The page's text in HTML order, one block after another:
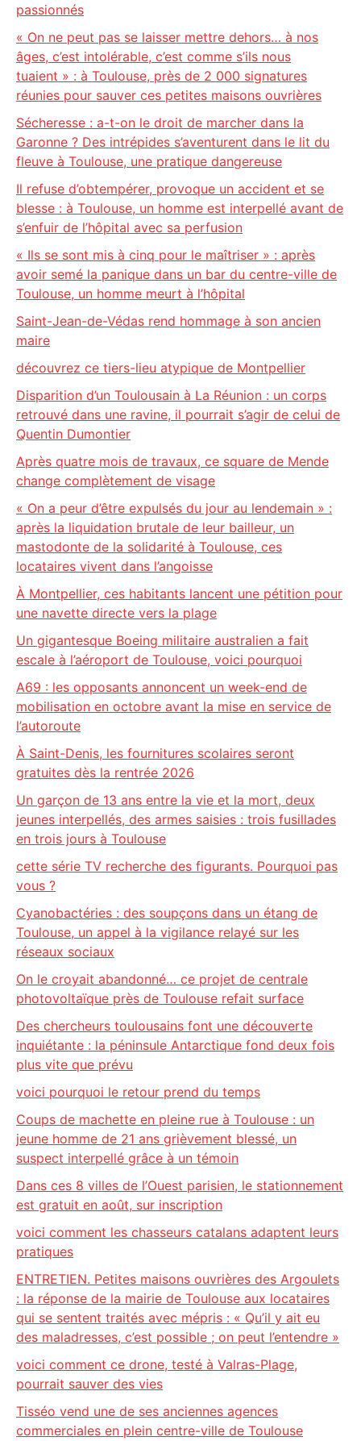
passionnés
« On ne peut pas se laisser mettre dehors… à nos
âges, c’est intolérable, c’est comme s’ils nous
tuaient » : à Toulouse, près de 2 000 signatures
réunies pour sauver ces petites maisons ouvrières
Sécheresse : a-t-on le droit de marcher dans la
Garonne ? Des intrépides s’aventurent dans le lit du
fleuve à Toulouse, une pratique dangereuse
Il refuse d’obtempérer, provoque un accident et se
blesse : à Toulouse, un homme est interpellé avant de
s’enfuir de l’hôpital avec sa perfusion
« Ils se sont mis à cinq pour le maîtriser » : après
avoir semé la panique dans un bar du centre-ville de
Toulouse, un homme meurt à l’hôpital
Saint-Jean-de-Védas rend hommage à son ancien
maire
découvrez ce tiers-lieu atypique de Montpellier
Disparition d’un Toulousain à La Réunion : un corps
retrouvé dans une ravine, il pourrait s’agir de celui de
Quentin Dumontier
Après quatre mois de travaux, ce square de Mende
change complètement de visage
« On a peur d’être expulsés du jour au lendemain » :
après la liquidation brutale de leur bailleur, un
mastodonte de la solidarité à Toulouse, ces
locataires vivent dans l’angoisse
À Montpellier, ces habitants lancent une pétition pour
une navette directe vers la plage
Un gigantesque Boeing militaire australien a fait
escale à l’aéroport de Toulouse, voici pourquoi
A69 : les opposants annoncent un week-end de
mobilisation en octobre avant la mise en service de
l’autoroute
À Saint-Denis, les fournitures scolaires seront
gratuites dès la rentrée 2026
Un garçon de 13 ans entre la vie et la mort, deux
jeunes interpellés, des armes saisies : trois fusillades
en trois jours à Toulouse
cette série TV recherche des figurants. Pourquoi pas
vous ?
Cyanobactéries : des soupçons dans un étang de
Toulouse, un appel à la vigilance relayé sur les
réseaux sociaux
On le croyait abandonné… ce projet de centrale
photovoltaïque près de Toulouse refait surface
Des chercheurs toulousains font une découverte
inquiétante : la péninsule Antarctique fond deux fois
plus vite que prévu
voici pourquoi le retour prend du temps
Coups de machette en pleine rue à Toulouse : un
jeune homme de 21 ans grièvement blessé, un
suspect interpellé grâce à un témoin
Dans ces 8 villes de l’Ouest parisien, le stationnement
est gratuit en août, sur inscription
voici comment les chasseurs catalans adaptent leurs
pratiques
ENTRETIEN. Petites maisons ouvrières des Argoulets
: la réponse de la mairie de Toulouse aux locataires
qui se sentent traités avec mépris : « Qu’il y ait eu
des maladresses, c’est possible ; on peut l’entendre »
voici comment ce drone, testé à Valras-Plage,
pourrait sauver des vies
Tisséo vend une de ses anciennes agences
commerciales en plein centre-ville de Toulouse